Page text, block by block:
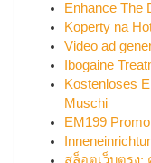
Enhance The
Koperty na
Video ad
Ibogaine
Kostenloses
Muschi
EM199